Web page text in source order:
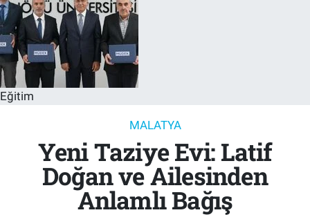
Eğitim
MALATYA
Yeni Taziye Evi: Latif
Doğan ve Ailesinden
Anlamlı Bağış